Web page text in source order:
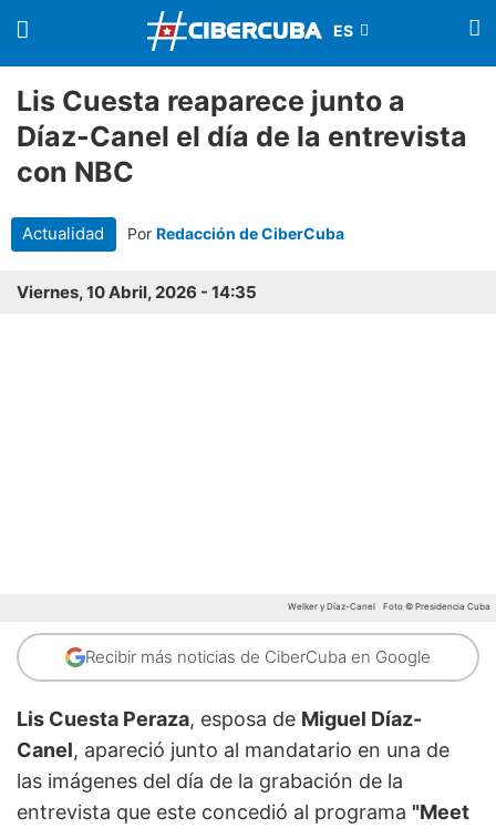
Lis Cuesta reaparece junto a
Díaz-Canel el día de la entrevista
con NBC
Actualidad Por Redacción de CiberCuba
Viernes, 10 Abril, 2026 - 14:35
Welker y Díaz-Canel Foto © Presidencia Cuba
Recibir más noticias de CiberCuba en Google
Lis Cuesta Peraza, esposa de Miguel Díaz-
Canel, apareció junto al mandatario en una de
las imágenes del día de la grabación de la
entrevista que este concedió al programa "Meet